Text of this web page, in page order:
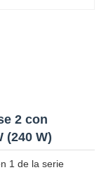
2 con
(240 W)
1 de la serie